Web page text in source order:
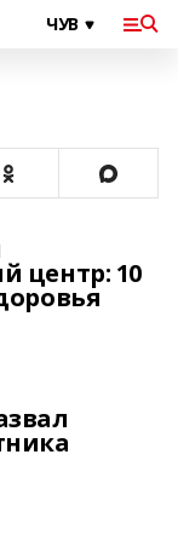
центр: 10